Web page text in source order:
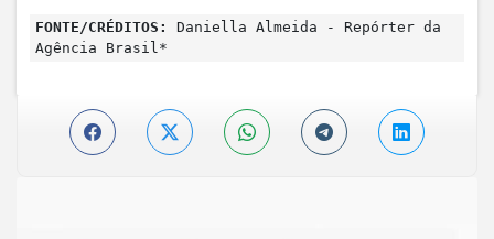
FONTE/CRÉDITOS:
Daniella Almeida - Repórter da
Agência Brasil*